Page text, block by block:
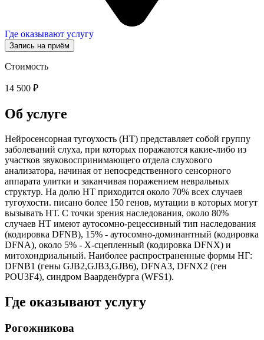
Где оказывают услугу
Запись на приём
Стоимость
14 500 ₽
Об услуге
Нейросенсорная тугоухость (НТ) представляет собой группу
заболеваний слуха, при которых поражаются какие-либо из
участков звуковоспринимающего отдела слухового
анализатора, начиная от непосредственного сенсорного
аппарата улитки и заканчивая поражением невральных
структур. На долю НТ приходится около 70% всех случаев
тугоухости. писано более 150 генов, мутации в которых могут
вызывать НТ. С точки зрения наследования, около 80%
случаев НТ имеют аутосомно-рецессивный тип наследования
(кодировка DFNB), 15% - аутосомно-доминантный (кодировка
DFNA), около 5% - Х-сцепленный (кодировка DFNX) и
митохондриальный. Наиболее распространенные формы НГ:
DFNB1 (гены GJB2,GJB3,GJB6), DFNA3, DFNX2 (ген
POU3F4), синдром Ваарденбурга (WFS1).
Где оказывают услугу
Рогожникова